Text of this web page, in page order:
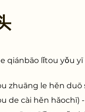
qiánbāo lǐtou
zhuāng le hěn
de cài hěn hǎochī)